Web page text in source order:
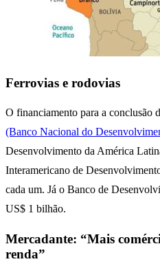
Ferrovias e rodovias
O financiamento para a conclusão
(Banco Nacional do
Desenvolvimento da América
Interamericano de
cada um. Já o Banco de
US$ 1 bilhão.
Mercadante: “Mais
renda”